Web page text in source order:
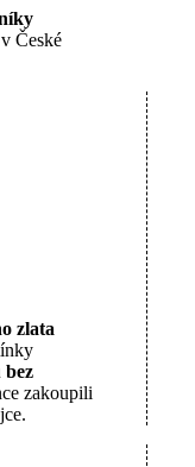
v České
zlata
bez
zakoupili